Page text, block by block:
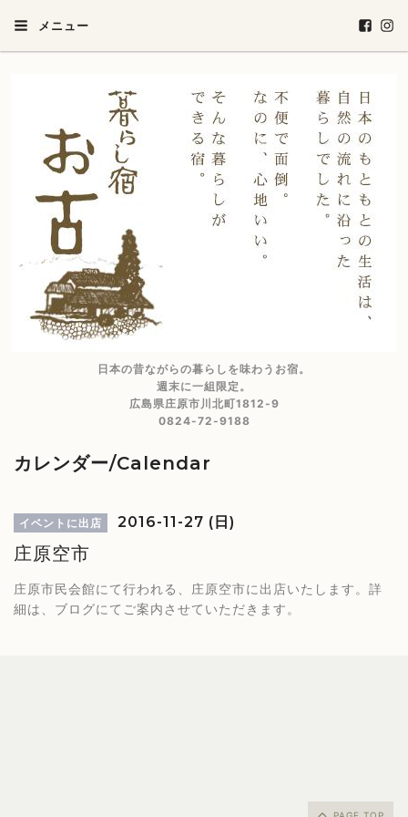
メニュー
日本の昔ながらの暮らしを味わうお宿。
週末に一組限定。
広島県庄原市川北町1812-9
0824-72-9188
カレンダー/Calendar
イベントに出店 2016-11-27 (日)
庄原空市
庄原市民会館にて行われる、庄原空市に出店いたします。詳
細は、ブログにてご案内させていただきます。